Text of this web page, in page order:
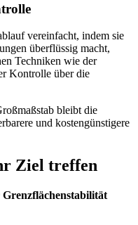
vereinfacht, indem sie
überflüssig macht,
Techniken wie der
Kontrolle über die
bleibt die
und kostengünstigere
Ziel treffen